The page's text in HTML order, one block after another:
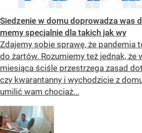
Siedzenie w domu doprowadza was
memy specjalnie dla takich jak wy
Zdajemy sobie sprawę, że pandemia
do żartów. Rozumiemy też jednak, że
miesiąca ściśle przestrzega zasad
czy kwarantanny i wychodzicie z
umilić wam chociaż...